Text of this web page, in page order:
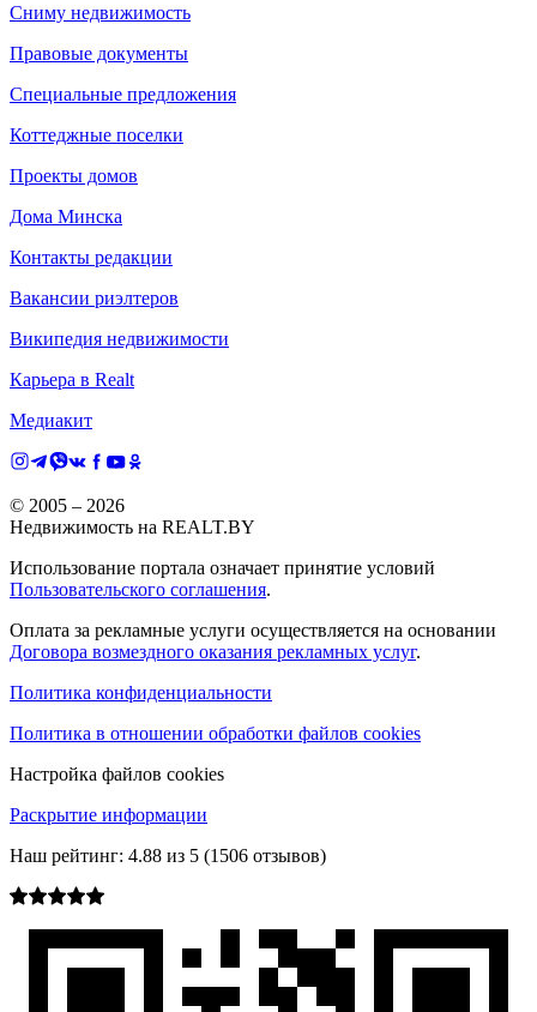
Сниму недвижимость
Правовые документы
Специальные предложения
Коттеджные поселки
Проекты домов
Дома Минска
Контакты редакции
Вакансии риэлтеров
Википедия недвижимости
Карьера в Realt
Медиакит
© 2005 – 2026
Недвижимость на REALT.BY
Использование портала означает принятие условий
Пользовательского соглашения.
Оплата за рекламные услуги осуществляется на основании
Договора возмездного оказания рекламных услуг.
Политика конфиденциальности
Политика в отношении обработки файлов cookies
Настройка файлов cookies
Раскрытие информации
Наш рейтинг: 4.88 из 5 (1506 отзывов)